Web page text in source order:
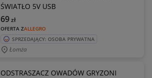
ŚWIATŁO 5V USB
OFERTA ZALLEGRO
69zł
SPRZEDAJĄCY: OSOBA PRYWATNA
Łomża
ODSTRASZACZ OWADÓW GRYZONI